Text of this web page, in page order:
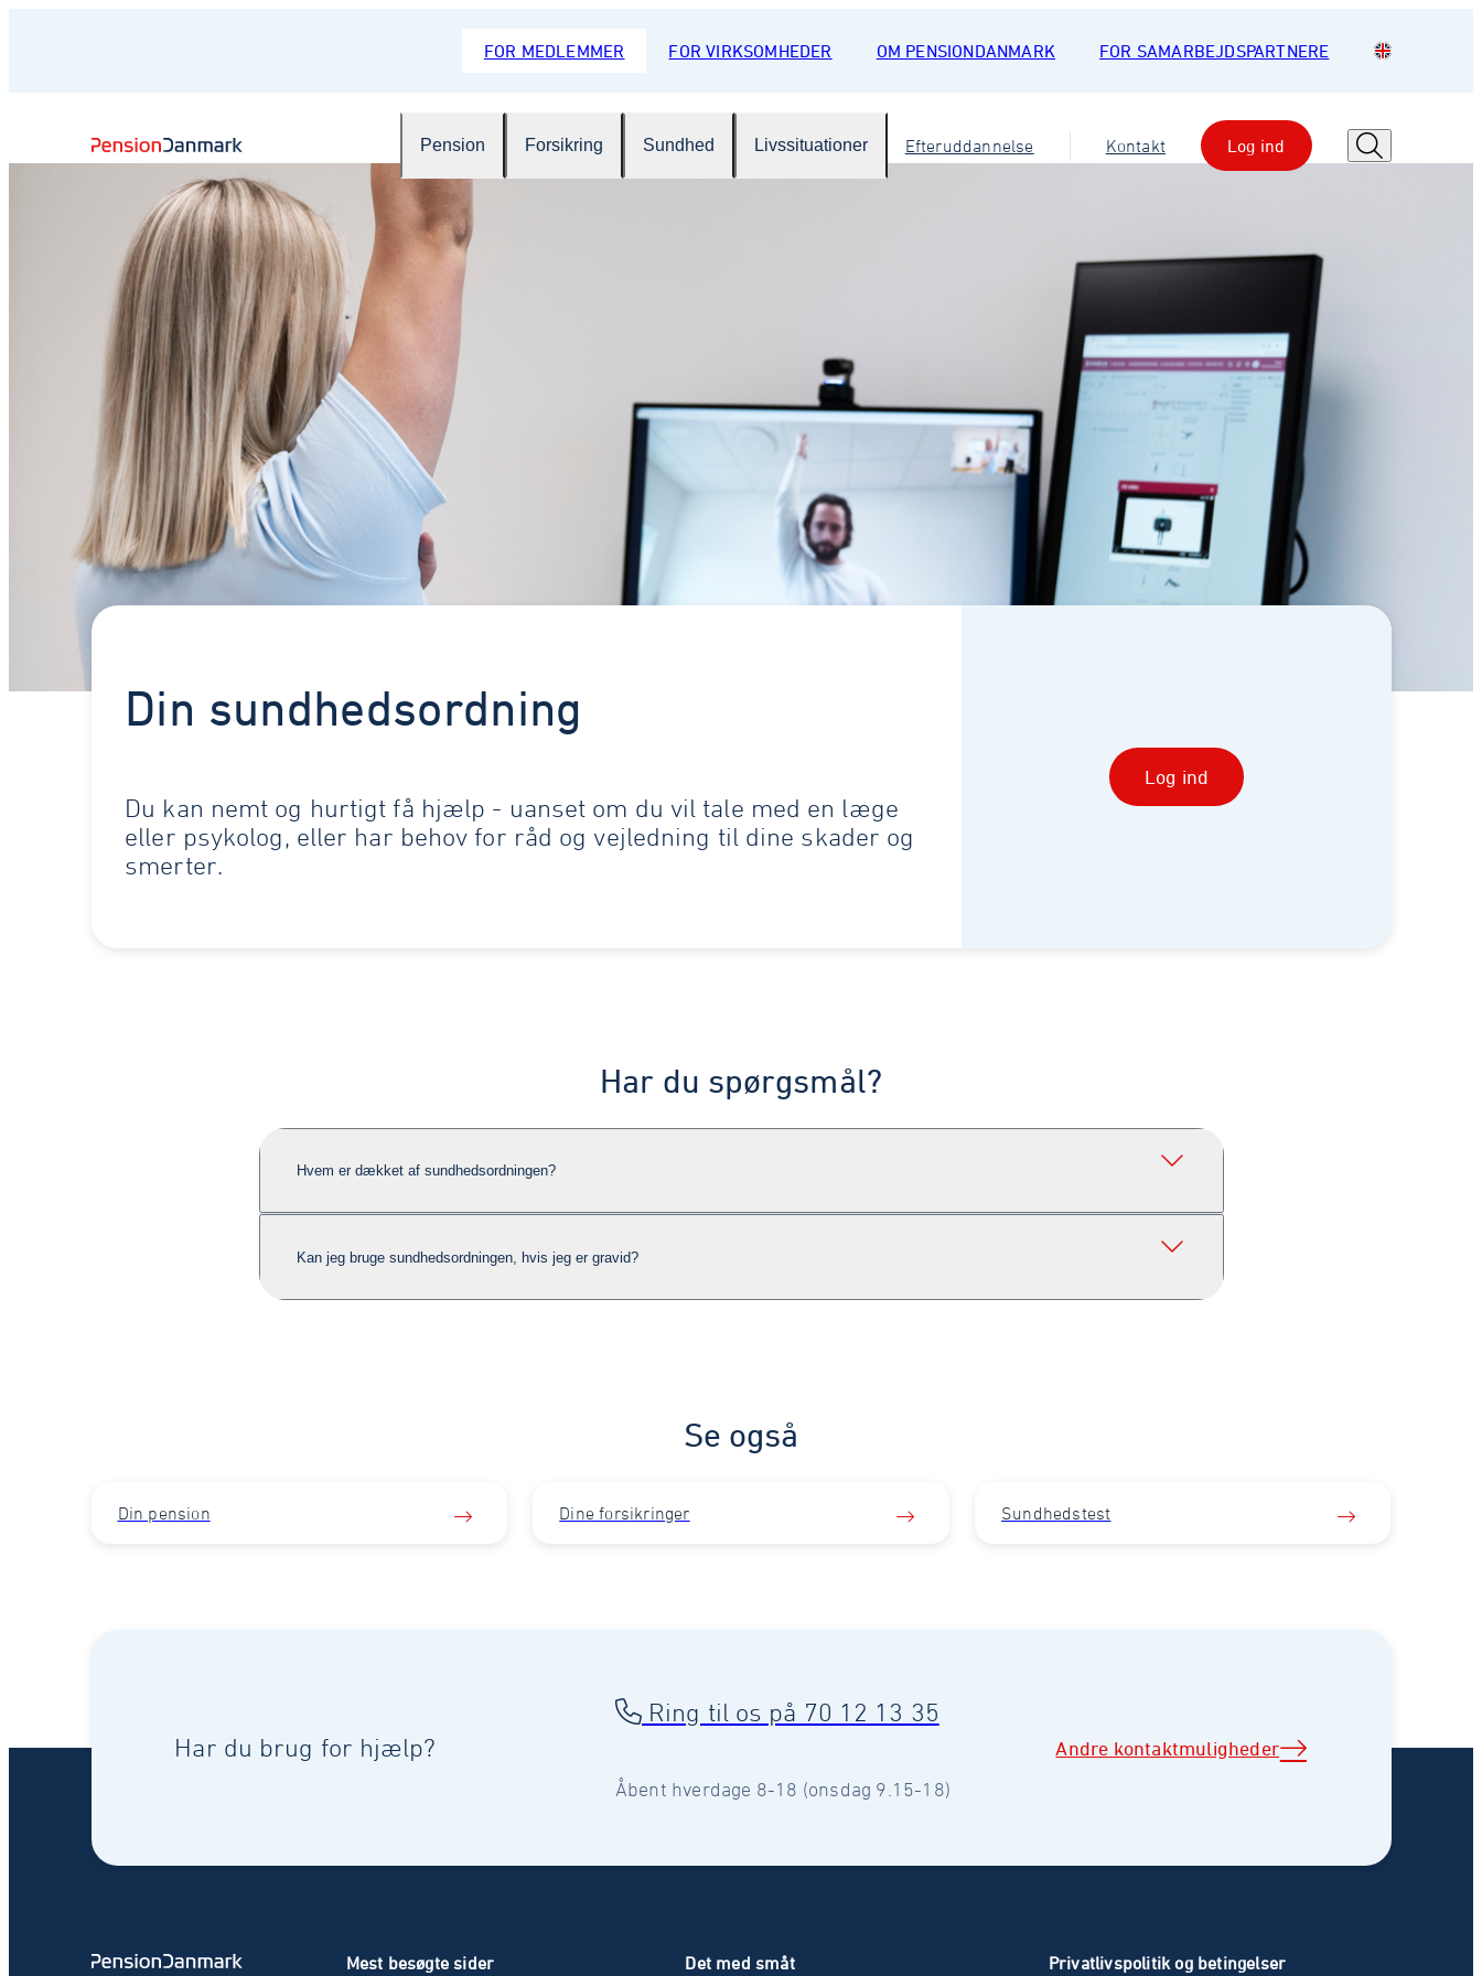
FOR MEDLEMMER FOR VIRKSOMHEDER OM PENSIONDANMARK FOR SAMARBEJDSPARTNERE
Pension Forsikring Sundhed Livssituationer Efteruddannelse Kontakt Log ind
Din sundhedsordning
Du kan nemt og hurtigt få hjælp - uanset om du vil tale med en læge
eller psykolog, eller har behov for råd og vejledning til dine skader og
smerter.
Log ind
Har du spørgsmål?
Hvem er dækket af sundhedsordningen?
Kan jeg bruge sundhedsordningen, hvis jeg er gravid?
Se også
Din pension Dine forsikringer Sundhedstest
Har du brug for hjælp?
Ring til os på 70 12 13 35
Åbent hverdage 8-18 (onsdag 9.15-18)
Andre kontaktmuligheder
Mest besøgte sider Det med småt Privatlivspolitik og betingelser